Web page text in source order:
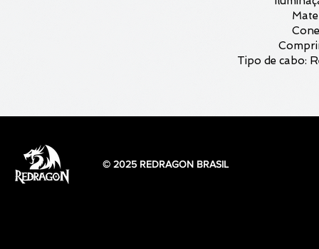
Tipo de cabo:
© 2025 REDRAGON BRASIL